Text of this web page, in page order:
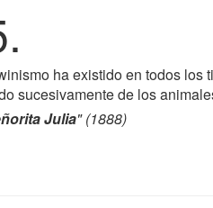
ha existido en todos los
sucesivamente de los
Julia" (1888)